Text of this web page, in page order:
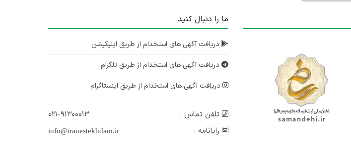
ما را دنبال کنید
دریافت آگهی های استخدام از طریق اپلیکیشن
دریافت آگهی های استخدام از طریق تلگرام
دریافت آگهی های استخدام از طریق اینستاگرام
تلفن تماس :
۰۲۱-۹۱۳۰۰۰۱۳
رایانامه :
info@iranestekhdam.ir